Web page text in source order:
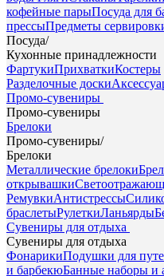
кофейные парыПосуда для
прессыПредметы
Посуда/
Кухонные принадлежности
ФартукиПрихваткиКостеры
Разделочные доски
Промо-сувениры
Промо-сувениры
Брелоки
Промо-сувениры/
Брелоки
Металлические брелоки
открывашки
РемувкиАнтистрессы
браслетыРулеткиЛаньярды
Сувениры для отдыха
Сувениры для отдыха
ФонарикиПодушки для
и барбекюБанные наборы и